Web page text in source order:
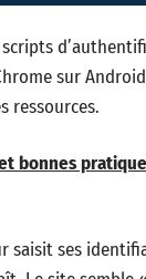
sur
ressources.
bonnes
saisit ses